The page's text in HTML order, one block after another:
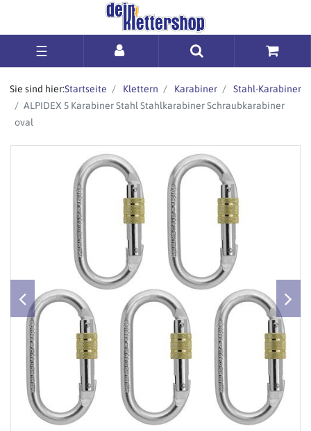
☰
Sie sind hier:Startseite Klettern Karabiner
Stahl-Karabiner
ALPIDEX 5 Karabiner Stahl Stahlkarabiner Schraubkarabiner
oval